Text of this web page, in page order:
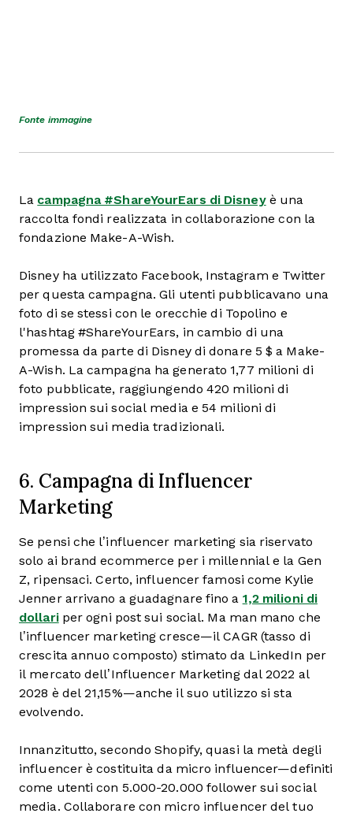
Fonte immagine
La campagna #ShareYourEars di Disneyè una
raccolta fondi realizzata in collaborazione con la
fondazione Make-A-Wish.
Disney ha utilizzato Facebook, Instagram e Twitter
per questa campagna. Gli utenti pubblicavano una
foto di se stessi con le orecchie di Topolino e
l'hashtag #ShareYourEars, in cambio di una
promessa da parte di Disney di donare 5 $ a Make-
A-Wish. La campagna ha generato 1,77 milioni di
foto pubblicate, raggiungendo 420 milioni di
impression sui social media e 54 milioni di
impression sui media tradizionali.
6. Campagna di Influencer
Marketing
Se pensi che l’influencer marketing sia riservato
solo ai brand ecommerce per i millennial e la Gen
Z, ripensaci. Certo, influencer famosi come Kylie
Jenner arrivano a guadagnare fino a 1,2 milioni di
dollariper ogni post sui social. Ma man mano che
l’influencer marketing cresce—il CAGR (tasso di
crescita annuo composto) stimato da LinkedIn per
il mercato dell’Influencer Marketing dal 2022 al
2028 è del 21,15%—anche il suo utilizzo si sta
evolvendo.
Innanzitutto, secondo Shopify, quasi la metà degli
influencer è costituita da micro influencer—definiti
come utenti con 5.000-20.000 follower sui social
media. Collaborare con micro influencer del tuo